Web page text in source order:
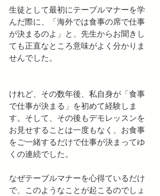
生徒として最初にテーブルマナーを学
んだ際に、「海外では食事の席で仕事
が決まるのよ」と、先生からお聞きし
ても正直なところ意味がよく分かりま
せんでした。
けれど、その数年後、私自身が「食事
で仕事が決まる」を初めて経験しま
す。そして、その後もデモレッスンを
お見せすることは一度もなく、お食事
をご一緒するだけで仕事が決まってゆ
くの連続でした。
なぜテーブルマナーを心得ているだけ
で、このようなことが起こるのでしょ